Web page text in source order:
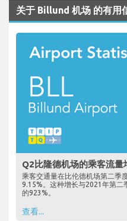
关于 Billund 机场 的有用
Q2比隆德机场的乘客流量
乘客交通量在比伦德机场第二季
9.15%。这种增长与2021年第二
的923%。
查看...